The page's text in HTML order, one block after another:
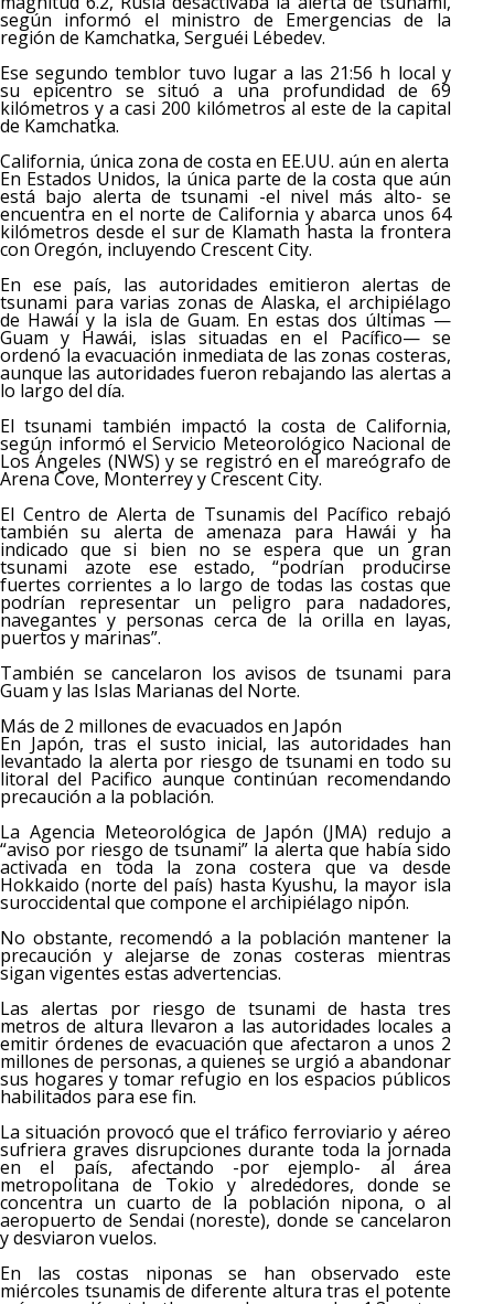
según informó el ministro de Emergencias de la
región de Kamchatka, Serguéi Lébedev.
Ese segundo temblor tuvo lugar a las 21:56 h local y
su epicentro se situó a una profundidad de 69
kilómetros y a casi 200 kilómetros al este de la capital
de Kamchatka.
California, única zona de costa en EE.UU. aún en alerta
En Estados Unidos, la única parte de la costa que aún
está bajo alerta de tsunami -el nivel más alto- se
encuentra en el norte de California y abarca unos 64
kilómetros desde el sur de Klamath hasta la frontera
con Oregón, incluyendo Crescent City.
En ese país, las autoridades emitieron alertas de
tsunami para varias zonas de Alaska, el archipiélago
de Hawái y la isla de Guam. En estas dos últimas —
Guam y Hawái, islas situadas en el Pacífico— se
ordenó la evacuación inmediata de las zonas costeras,
aunque las autoridades fueron rebajando las alertas a
lo largo del día.
El tsunami también impactó la costa de California,
según informó el Servicio Meteorológico Nacional de
Los Ángeles (NWS) y se registró en el mareógrafo de
Arena Cove, Monterrey y Crescent City.
El Centro de Alerta de Tsunamis del Pacífico rebajó
también su alerta de amenaza para Hawái y ha
indicado que si bien no se espera que un gran
tsunami azote ese estado, “podrían producirse
fuertes corrientes a lo largo de todas las costas que
podrían representar un peligro para nadadores,
navegantes y personas cerca de la orilla en layas,
puertos y marinas”.
También se cancelaron los avisos de tsunami para
Guam y las Islas Marianas del Norte.
Más de 2 millones de evacuados en Japón
En Japón, tras el susto inicial, las autoridades han
levantado la alerta por riesgo de tsunami en todo su
litoral del Pacifico aunque continúan recomendando
precaución a la población.
La Agencia Meteorológica de Japón (JMA) redujo a
“aviso por riesgo de tsunami” la alerta que había sido
activada en toda la zona costera que va desde
Hokkaido (norte del país) hasta Kyushu, la mayor isla
suroccidental que compone el archipiélago nipón.
No obstante, recomendó a la población mantener la
precaución y alejarse de zonas costeras mientras
sigan vigentes estas advertencias.
Las alertas por riesgo de tsunami de hasta tres
metros de altura llevaron a las autoridades locales a
emitir órdenes de evacuación que afectaron a unos 2
millones de personas, a quienes se urgió a abandonar
sus hogares y tomar refugio en los espacios públicos
habilitados para ese fin.
La situación provocó que el tráfico ferroviario y aéreo
sufriera graves disrupciones durante toda la jornada
en el país, afectando -por ejemplo- al área
metropolitana de Tokio y alrededores, donde se
concentra un cuarto de la población nipona, o al
aeropuerto de Sendai (noreste), donde se cancelaron
y desviaron vuelos.
En las costas niponas se han observado este
miércoles tsunamis de diferente altura tras el potente